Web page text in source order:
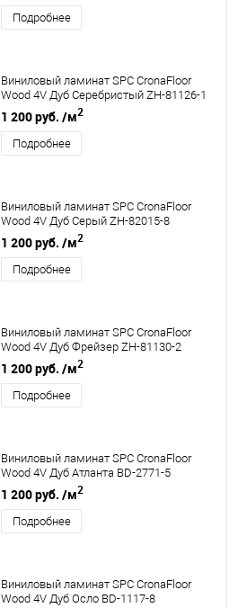
Подробнее
Виниловый ламинат SPC CronaFloor
Wood 4V Дуб Серебристый ZH-81126-1
1 200 руб. /м2
Подробнее
Виниловый ламинат SPC CronaFloor
Wood 4V Дуб Серый ZH-82015-8
1 200 руб. /м2
Подробнее
Виниловый ламинат SPC CronaFloor
Wood 4V Дуб Фрейзер ZH-81130-2
1 200 руб. /м2
Подробнее
Виниловый ламинат SPC CronaFloor
Wood 4V Дуб Атланта BD-2771-5
1 200 руб. /м2
Подробнее
Виниловый ламинат SPC CronaFloor
Wood 4V Дуб Осло BD-1117-8